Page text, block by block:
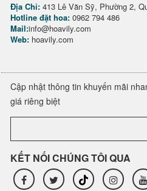
Địa Chỉ: 413 Lê Văn Sỹ, Phường 2,
Hotline đặt hoa: 0962 794 486
Mail:info@hoavily.com
Web: hoavily.com
Cập nhật thông tin khuyến mãi
giá riêng biệt
KẾT NỐI CHÚNG TÔI QUA